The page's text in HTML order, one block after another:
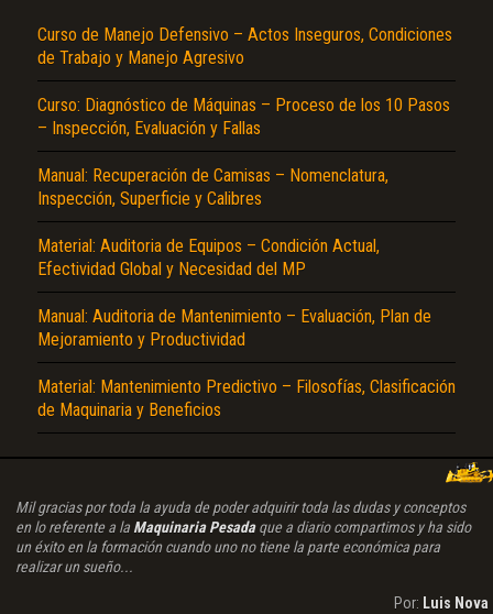
Curso de Manejo Defensivo – Actos Inseguros, Condiciones
de Trabajo y Manejo Agresivo
Curso: Diagnóstico de Máquinas – Proceso de los 10 Pasos
– Inspección, Evaluación y Fallas
Manual: Recuperación de Camisas – Nomenclatura,
Inspección, Superficie y Calibres
Material: Auditoria de Equipos – Condición Actual,
Efectividad Global y Necesidad del MP
Manual: Auditoria de Mantenimiento – Evaluación, Plan de
Mejoramiento y Productividad
Material: Mantenimiento Predictivo – Filosofías, Clasificación
de Maquinaria y Beneficios
Mil gracias por toda la ayuda de poder adquirir toda las dudas y conceptos
en lo referente a la Maquinaria Pesadaque a diario compartimos y ha sido
un éxito en la formación cuando uno no tiene la parte económica para
realizar un sueño...
Por: Luis Nova